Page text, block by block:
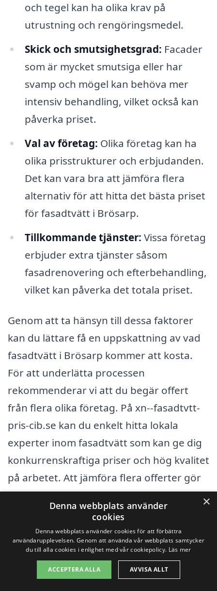
och tegel kan ha olika krav på
utrustning och rengöringsmedel.
Skick och smutsighetsgrad: Facader
som är mycket smutsiga eller har
svamp och mögel kan behöva mer
intensiv behandling, vilket också kan
påverka priset.
Val av företag: Olika företag kan ha
olika prisstrukturer och erbjudanden.
Det kan vara bra att jämföra flera
alternativ för att hitta det bästa priset
för fasadtvätt i Brösarp.
Tillkommande tjänster: Vissa företag
erbjuder extra tjänster såsom
fasadrenovering och efterbehandling,
vilket kan påverka det totala priset.
Genom att ta hänsyn till dessa faktorer
kan du lättare få en uppskattning av vad
fasadtvätt i Brösarp kommer att kosta.
För att underlätta processen
rekommenderar vi att du begär offert
från flera olika företag. På xn--fasadtvtt-
pris-cib.se kan du enkelt hitta lokala
experter inom fasadtvätt som kan ge dig
konkurrenskraftiga priser och hög kvalitet
på arbetet. Att jämföra flera offerter gör
det inte bara enklare att hitta en bra deal,
det ger dig också möjlighet att läsa
omdömen och erfarenheter från andra
kunder.
Att hålla fasaden i gott skick är viktigt inte
×
Denna webbplats använder
cookies
Denna webbplats använder cookies för att förbättra
användarupplevelsen. Genom att använda vår webbplats samtycker
du till alla cookies i enlighet med vår cookiepolicy. Läs mer
ACCEPTERA ALLA AVVISA ALLT